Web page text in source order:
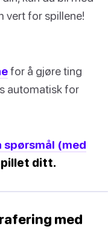
vert for spillene!
for å gjøre ting
automatisk for
spørsmål (med
ditt.
med